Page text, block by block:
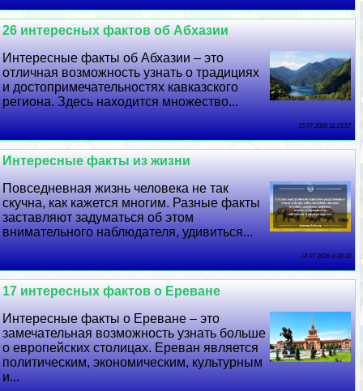
26 интересных фактов об Абхазии
Интересные факты об Абхазии – это
отличная возможность узнать о традициях
и достопримечательностях кавказского
региона. Здесь находится множество...
15 07 2026 11:15:57
Интересные факты из жизни
Повседневная жизнь человека не так
скучна, как кажется многим. Разные факты
заставляют задуматься об этом
внимательного наблюдателя, удивиться...
14 07 2026 4:39:30
17 интересных фактов о Ереване
Интересные факты о Ереване – это
замечательная возможность узнать больше
о европейских столицах. Ереван является
политическим, экономическим, культурным
и...